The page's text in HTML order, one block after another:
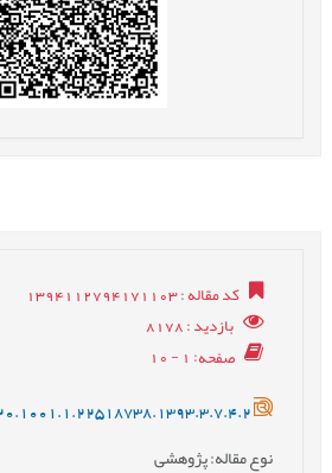
کد مقاله: 1394112794171103
بازدید: 8178
صفحه: 1 - 10
20.1001.1.22518738.1393.3.7.4.2
نوع مقاله: پژوهشی